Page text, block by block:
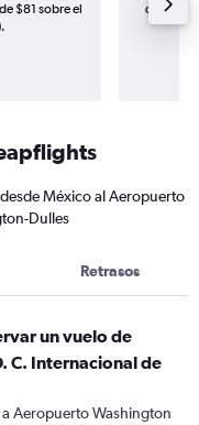
$81 sobre el
de
México al Aeropuerto
Dulles
Retrasos
un vuelo de
C. Internacional de
Aeropuerto Washington